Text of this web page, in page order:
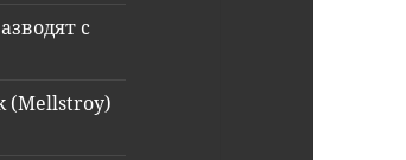
с
(Mellstroy)